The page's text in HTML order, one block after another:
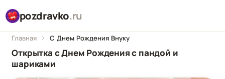
pozdravko.ru
Главная С Днем Рождения Внуку
Открытка с Днем Рождения с пандой и
шариками